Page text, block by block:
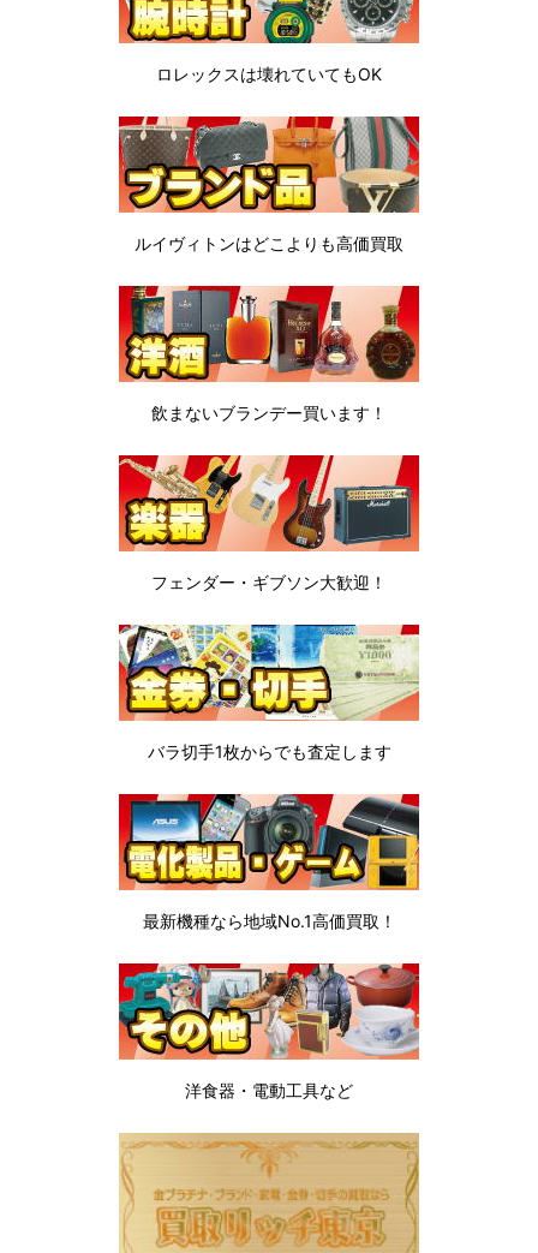
ロレックスは壊れていてもOK
ルイヴィトンはどこよりも高価買取
飲まないブランデー買います！
フェンダー・ギブソン大歓迎！
バラ切手1枚からでも査定します
最新機種なら地域No.1高価買取！
洋食器・電動工具など